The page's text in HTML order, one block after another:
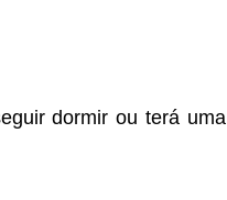
dormir ou terá uma